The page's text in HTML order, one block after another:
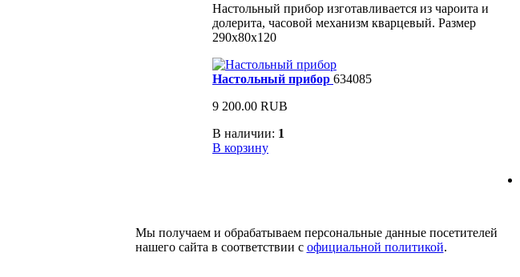
Настольный прибор изготавливается из чароита и
долерита, часовой механизм кварцевый. Размер
290х80х120
Настольный прибор 634085
9 200.00 RUB
В наличии: 1
В корзину
Мы получаем и обрабатываем персональные данные посетителей
нашего сайта в соответствии с официальной политикой.